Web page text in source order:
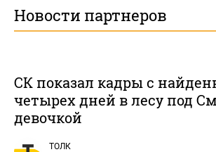
Новости партнеров
СК показал кадры с
четырех дней в лесу под
девочкой
ТОЛК